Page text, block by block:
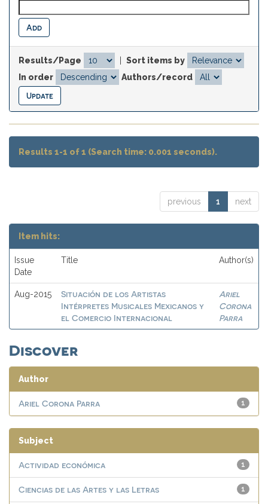
Results/Page
Sort items by
In order
Authors/record
Results 1-1 of 1 (Search time: 0.001 seconds).
previous 1 next
Item hits:
Issue
Date
Title Author(s)
Aug-2015
Situación de los Artistas
Intérpretes Musicales Mexicanos y
el Comercio Internacional
Ariel
Corona
Parra
Discover
Author
1
Ariel Corona Parra
Subject
1
Actividad económica
1
Ciencias de las Artes y las Letras